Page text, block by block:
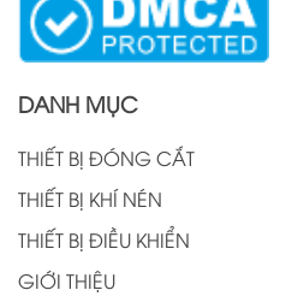
DANH MỤC
THIẾT BỊ ĐÓNG CẮT
THIẾT BỊ KHÍ NÉN
THIẾT BỊ ĐIỀU KHIỂN
GIỚI THIỆU